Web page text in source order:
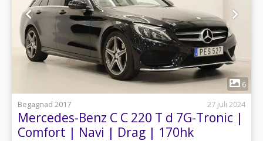
1
6
Begagnad 2017
27 juli 2024
Mercedes-Benz C C 220 T d 7G-Tronic |
Comfort | Navi | Drag | 170hk